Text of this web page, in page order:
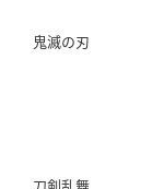
鬼滅の刃